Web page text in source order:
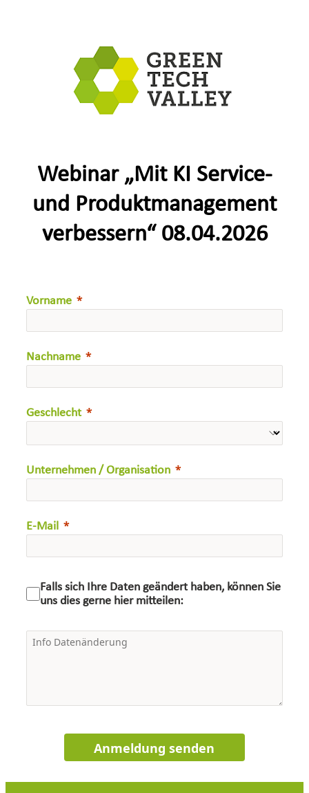
Webinar „Mit KI Service-
und Produktmanagement
verbessern“ 08.04.2026
Vorname
Nachname
Geschlecht
Unternehmen / Organisation
E-Mail
Falls sich Ihre Daten geändert haben, können Sie
uns dies gerne hier mitteilen:
Anmeldung senden